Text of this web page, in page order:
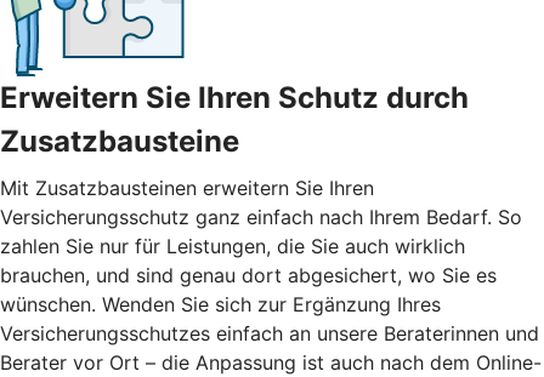
Erweitern Sie Ihren Schutz durch
Zusatzbausteine
Mit Zusatzbausteinen erweitern Sie Ihren
Versicherungsschutz ganz einfach nach Ihrem Bedarf. So
zahlen Sie nur für Leistungen, die Sie auch wirklich
brauchen, und sind genau dort abgesichert, wo Sie es
wünschen. Wenden Sie sich zur Ergänzung Ihres
Versicherungsschutzes einfach an unsere Beraterinnen und
Berater vor Ort – die Anpassung ist auch nach dem Online-